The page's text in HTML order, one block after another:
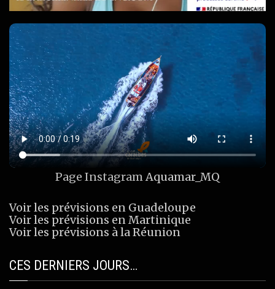
Page Instagram Aquamar_MQ
Voir les prévisions en Guadeloupe
Voir les prévisions en Martinique
Voir les prévisions à la Réunion
CES DERNIERS JOURS…